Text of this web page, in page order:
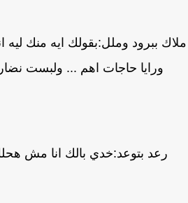
ببرود وملل:بقولك ايه منك ليه
ورايا حاجات اهم ... ولبست
رعد بتوعد:خدي بالك انا مش